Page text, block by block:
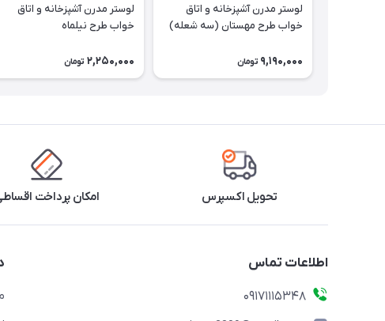
لوستر مدرن آشپزخانه و اتاق
خواب طرح مهستان (سه شعله)
9,190,000 تومان
لوستر مدرن آشپزخانه و اتاق
خواب طرح نیلماه
2,250,000 تومان
تحویل اکسپرس امکان پرداخت
اطلاعات تماس
09171115348